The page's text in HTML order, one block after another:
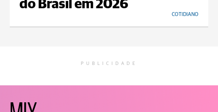
do Brasil em 2026
COTIDIANO
PUBLICIDADE